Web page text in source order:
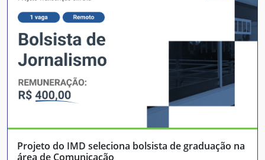
Projeto do IMD seleciona bolsista de graduação na
área de Comunicação